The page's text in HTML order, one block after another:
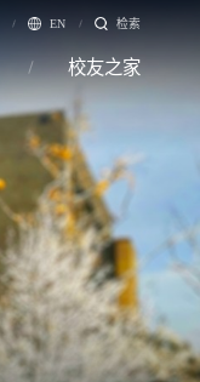
EN 检索
校友之家